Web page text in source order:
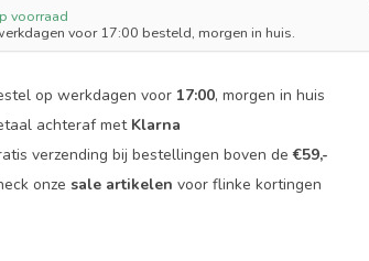
voorraad
voor 17:00 besteld, morgen in huis.
op werkdagen voor 17:00, morgen in huis
achteraf met Klarna
verzending bij bestellingen boven de€59,-
onze sale artikelen voor flinke kortingen